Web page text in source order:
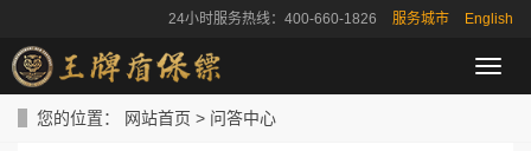
24小时服务热线：400-660-1826 服务城市 English
导
航
您的位置： 网站首页 > 问答中心